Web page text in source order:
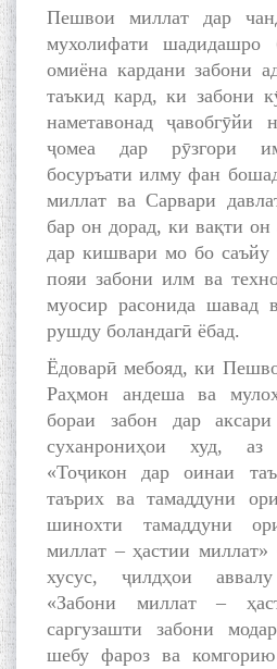
Пешвои миллат дар
мухолифати
омиёна кардани забони
таъкид кард, ки забони
наметавонад ҷавобгӯйи
ҷомеа дар рӯзгори
босуръати илму фан
миллат ва Сарвари
бар он дорад, ки вақти он
дар кишвари мо бо
пояи забони илм ва
муосир расонида шавад
рушду боландагӣ ёбад.
Ёдоварӣ мебояд, ки
Раҳмон андеша ва
бораи забон дар
суханрониҳои худ,
«Тоҷикон дар оинаи
таърих ва тамаддуни
шинохти тамаддуни
миллат – ҳастии миллат»
хусус, ҷилдҳои
«Забони миллат –
саргузашти забони
шебу фароз ва
БА МУНОСИБАТИ
БУЗУРГДОШТИ РӮЗИ
Дар Академияи миллии
илмҳои Тоҷикистон
ба 100-солагии мунаққиду
адабиётшинос Соҳиб
Табаров ҳамоиши илмӣ-
назариявӣ баргузор